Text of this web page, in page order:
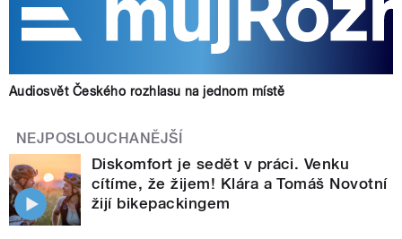
Audiosvět Českého rozhlasu na jednom místě
NEJPOSLOUCHANĚJŠÍ
Diskomfort je sedět v práci. Venku
cítíme, že žijem! Klára a Tomáš Novotní
žijí bikepackingem